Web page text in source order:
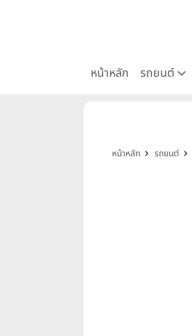
หน้าหลัก รถยนต์
หน้าหลัก รถยนต์